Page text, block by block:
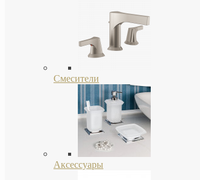
Смесители
Аксессуары